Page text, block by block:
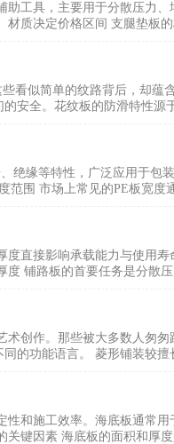
工具，主要用于分散压力
材质决定价格区间 支腿垫板
看似简单的纹路背后，却蕴
安全。花纹板的防滑特性源
绝缘等特性，广泛应用于包
范围 市场上常见的PE板宽度
直接影响承载能力与使用
度 铺路板的首要任务是分散
创作。那些被大多数人匆
的功能语言。 菱形铺装较擅
和施工效率。海底板通常
关键因素 海底板的面积和厚